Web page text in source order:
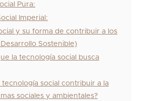
Pura:
Imperial:
y su forma de contribuir a los
Sostenible)
la tecnología social busca
tecnología social contribuir a la
sociales y ambientales?